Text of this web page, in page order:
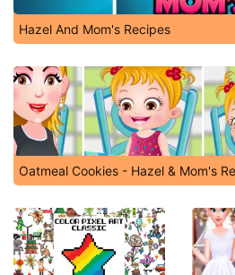
Hazel And Mom's Recipes
Oatmeal Cookies - Hazel & Mom's